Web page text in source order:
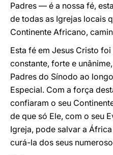
Padres — é a nossa fé,
de todas as Igrejas locais
Continente Africano,
Esta fé em Jesus Cristo
constante, forte e
Padres do Sínodo ao
Especial. Com a força
confiaram o seu
de que só Ele, com o seu
Igreja, pode salvar a
curá-la dos seus